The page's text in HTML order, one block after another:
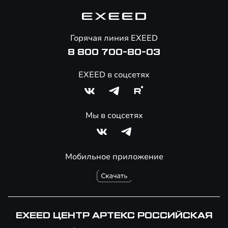
Помощь на дорогах
Специальные предложения
Мобильное приложение
Горячая линия EXEED
8 800 700-80-03
EXEED в соцсетях
Мы в соцсетях
EXEED ЦЕНТР АРТЕКС РОССИЙСКАЯ